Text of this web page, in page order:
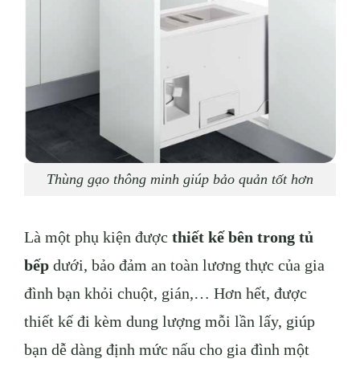
Thùng gạo thông minh giúp bảo quản tốt hơn
Là một phụ kiện được thiết kế bên trong tủ
bếp dưới, bảo đảm an toàn lương thực của gia
đình bạn khỏi chuột, gián,… Hơn hết, được
thiết kế đi kèm dung lượng mỗi lần lấy, giúp
bạn dễ dàng định mức nấu cho gia đình một